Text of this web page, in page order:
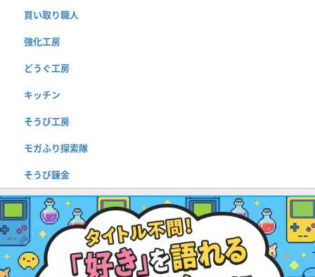
買い取り職人
強化工房
どうぐ工房
キッチン
そうび工房
モガふり探索隊
そうび錬金